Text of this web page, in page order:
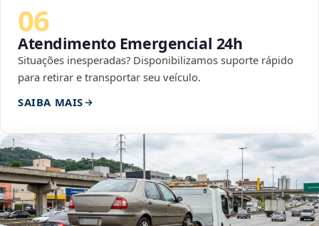
06
Atendimento Emergencial 24h
Situações inesperadas? Disponibilizamos suporte rápido
para retirar e transportar seu veículo.
SAIBA MAIS